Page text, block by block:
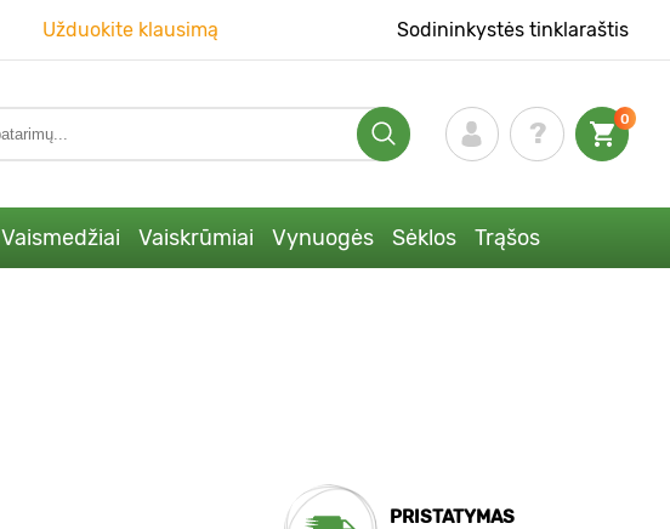
Užduokite klausimą Sodininkystės tinklaraštis
0
Vaismedžiai Vaiskrūmiai Vynuogės Sėklos Trąšos
PRISTATYMAS